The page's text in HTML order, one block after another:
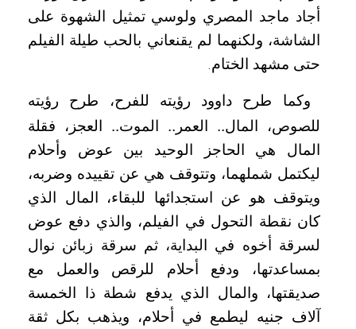
أجاد ماجد المصري ولوسي تمثيل الشهوة على
الشاشة، ولكنهما لم يقنعاني بالحب طيلة الفيلم
حتى مشهد الختام.
وكما طرح داوود رؤيته للفرح، طرح رؤيته
للصوص، المال.. العمر.. الموت.. العجز، فقلة
المال هي الحاجز الوحيد بين عوض وأحلام
ليكتمل شملهما، وتتوقف هي عن تقييده وضربه،
ويتوقف هو عن استجدائها للبقاء، المال الذي
كان نقطة التحول في الفيلم، والذي دفع عوض
لسرقة أخوه في البداية، ثم سرقة زبائن نوال
بمساعدتها، ودفع أحلام للرقص والعمل مع
صديقتها، والمال الذي يدفع شطة ذا الخمسة
آلاف جنيه ليطمع في أحلام، ويذهب بكل ثقة